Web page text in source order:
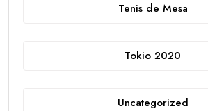
Tenis de Mesa
Tokio 2020
Uncategorized